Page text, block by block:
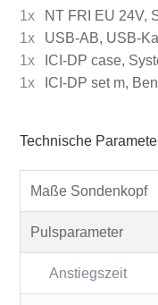
1x
NT FRI EU 24V,
1x
USB-AB, USB-
1x
ICI-DP case,
1x
ICI-DP set m,
Technische
Maße Sondenkopf
Pulsparameter
Anstiegszeit